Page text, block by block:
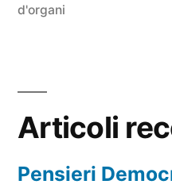
d'organi
Articoli
Pensieri